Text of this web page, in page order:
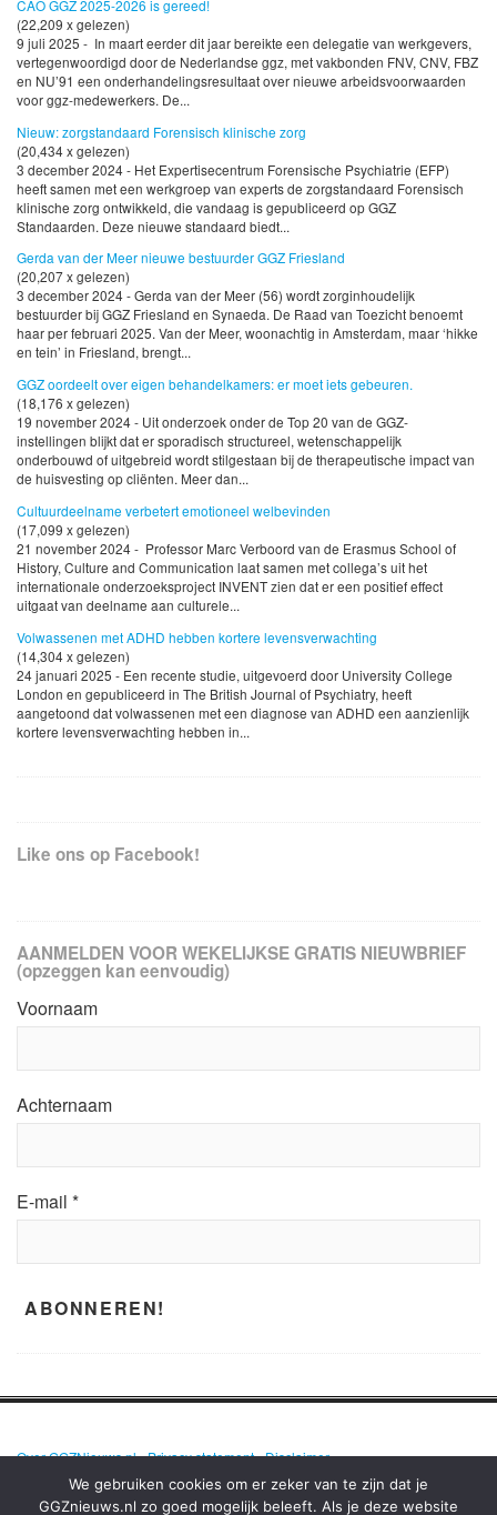
CAO GGZ 2025-2026 is gereed!
(22,209 x gelezen)
9 juli 2025 - In maart eerder dit jaar bereikte een delegatie van werkgevers,
vertegenwoordigd door de Nederlandse ggz, met vakbonden FNV, CNV, FBZ
en NU’91 een onderhandelingsresultaat over nieuwe arbeidsvoorwaarden
voor ggz-medewerkers. De...
Nieuw: zorgstandaard Forensisch klinische zorg
(20,434 x gelezen)
3 december 2024 - Het Expertisecentrum Forensische Psychiatrie (EFP)
heeft samen met een werkgroep van experts de zorgstandaard Forensisch
klinische zorg ontwikkeld, die vandaag is gepubliceerd op GGZ
Standaarden. Deze nieuwe standaard biedt...
Gerda van der Meer nieuwe bestuurder GGZ Friesland
(20,207 x gelezen)
3 december 2024 - Gerda van der Meer (56) wordt zorginhoudelijk
bestuurder bij GGZ Friesland en Synaeda. De Raad van Toezicht benoemt
haar per februari 2025. Van der Meer, woonachtig in Amsterdam, maar ‘hikke
en tein’ in Friesland, brengt...
GGZ oordeelt over eigen behandelkamers: er moet iets gebeuren.
(18,176 x gelezen)
19 november 2024 - Uit onderzoek onder de Top 20 van de GGZ-
instellingen blijkt dat er sporadisch structureel, wetenschappelijk
onderbouwd of uitgebreid wordt stilgestaan bij de therapeutische impact van
de huisvesting op cliënten. Meer dan...
Cultuurdeelname verbetert emotioneel welbevinden
(17,099 x gelezen)
21 november 2024 - Professor Marc Verboord van de Erasmus School of
History, Culture and Communication laat samen met collega’s uit het
internationale onderzoeksproject INVENT zien dat er een positief effect
uitgaat van deelname aan culturele...
Volwassenen met ADHD hebben kortere levensverwachting
(14,304 x gelezen)
24 januari 2025 - Een recente studie, uitgevoerd door University College
London en gepubliceerd in The British Journal of Psychiatry, heeft
aangetoond dat volwassenen met een diagnose van ADHD een aanzienlijk
kortere levensverwachting hebben in...
Like ons op Facebook!
AANMELDEN VOOR WEKELIJKSE GRATIS NIEUWBRIEF
(opzeggen kan eenvoudig)
Voornaam
Achternaam
E-mail *
Over GGZNieuws.nl•Privacy statement•Disclaimer
We gebruiken cookies om er zeker van te zijn dat je
GGZnieuws.nl zo goed mogelijk beleeft. Als je deze website